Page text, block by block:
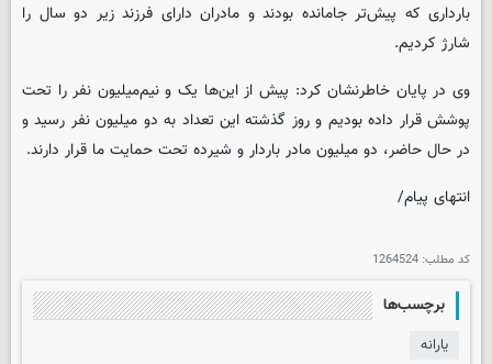
بارداری که پیش‌تر جامانده بودند و مادران دارای فرزند زیر دو سال را
شارژ کردیم.
وی در پایان خاطرنشان کرد: پیش‌ از این‌ها یک و نیم‌میلیون نفر را تحت
پوشش قرار داده بودیم و روز گذشته این تعداد به دو میلیون نفر رسید و
در حال حاضر، دو میلیون مادر باردار و شیرده تحت حمایت ما قرار دارند.
انتهای پیام/
کد مطلب: 1264524
برچسب‌ها
یارانه­